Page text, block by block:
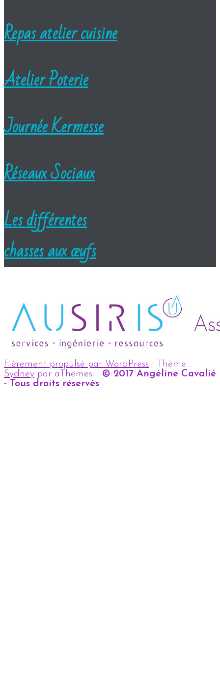
Repas atelier cuisine
Atelier Poterie
Journée Kermesse
Réseaux Sociaux
Les différentes
chasses aux œufs
Fièrement propulsé par WordPress
Thème :
Sydney par aThemes.
© 2017 Angéline Cavalié
- Tous droits réservés